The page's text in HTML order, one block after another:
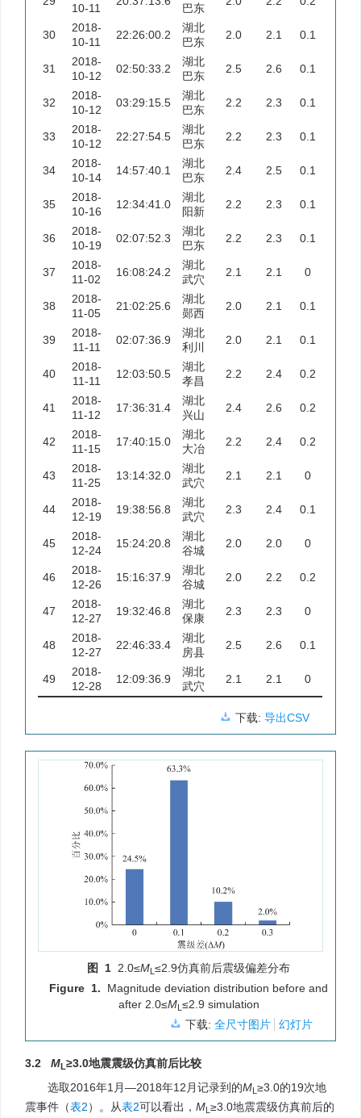
10-11 巴东
30
2018-
10-11
22:26:00.2
湖北
巴东
2.0 2.1 0.1
31
2018-
10-12
02:50:33.2
湖北
巴东
2.5 2.6 0.1
32
2018-
10-12
03:29:15.5
湖北
巴东
2.2 2.3 0.1
33
2018-
10-12
22:27:54.5
湖北
巴东
2.2 2.3 0.1
34
2018-
10-14
14:57:40.1
湖北
巴东
2.4 2.5 0.1
35
2018-
10-16
12:34:41.0
湖北
阳新
2.2 2.3 0.1
36
2018-
10-19
02:07:52.3
湖北
巴东
2.2 2.3 0.1
37
2018-
11-02
16:08:24.2
湖北
武穴
2.1 2.1 0
38
2018-
11-05
21:02:25.6
湖北
郧西
2.0 2.1 0.1
39
2018-
11-11
02:07:36.9
湖北
利川
2.0 2.1 0.1
40
2018-
11-11
12:03:50.5
湖北
孝昌
2.2 2.4 0.2
41
2018-
11-12
17:36:31.4
湖北
兴山
2.4 2.6 0.2
42
2018-
11-15
17:40:15.0
湖北
大冶
2.2 2.4 0.2
43
2018-
11-25
13:14:32.0
湖北
武穴
2.1 2.1 0
44
2018-
12-19
19:38:56.8
湖北
武穴
2.3 2.4 0.1
45
2018-
12-24
15:24:20.8
湖北
谷城
2.0 2.0 0
46
2018-
12-26
15:16:37.9
湖北
谷城
2.0 2.2 0.2
47
2018-
12-27
19:32:46.8
湖北
保康
2.3 2.3 0
48
2018-
12-27
22:46:33.4
湖北
房县
2.5 2.6 0.1
49
2018-
12-28
12:09:36.9
湖北
武穴
2.1 2.1 0
下载: 导出CSV
图 1 2.0≤ML ≤2.9仿真前后震级偏差分布
Figure 1.
Magnitude deviation distribution before and
after 2.0≤ML ≤2.9 simulation
下载: 全尺寸图片 幻灯片
3.2 ML≥3.0地震震级仿真前后比较
选取2016年1月—2018年12月记录到的ML ≥3.0的19次地
震事件（表2）。从表2可以看出， ML ≥3.0地震震级仿真前后的